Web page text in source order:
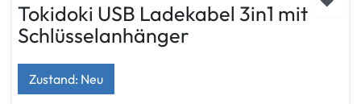
Tokidoki USB Ladekabel 3in1 mit
Schlüsselanhänger
Zustand: Neu